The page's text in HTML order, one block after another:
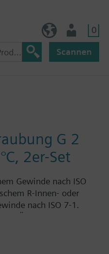
0
Scannen
G 2
2er-Set
Gewinde nach ISO
R-Innen- oder
nach ISO 7-1.